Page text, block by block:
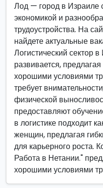
Лод — город в Израиле
экономикой и
трудоустройства. На
найдете актуальные
Логистический сектор
развивается,
хорошими условиями
требует
физической
предоставляют
в логистике подходит
женщин, предлагая
для карьерного роста.
Работа в Нетании."
хорошими условиями